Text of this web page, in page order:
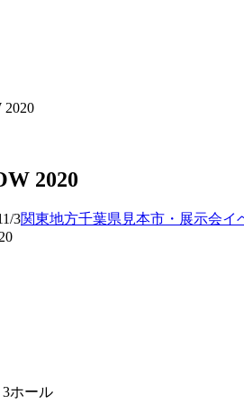
2020
2020
3関東地方千葉県 見本市・展示会イ
ホール